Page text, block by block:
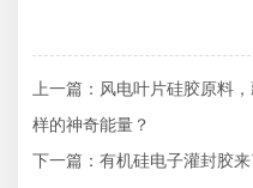
上一篇 ：风电叶片硅胶原料
样的神奇能量？
下一篇 ：有机硅电子灌封胶